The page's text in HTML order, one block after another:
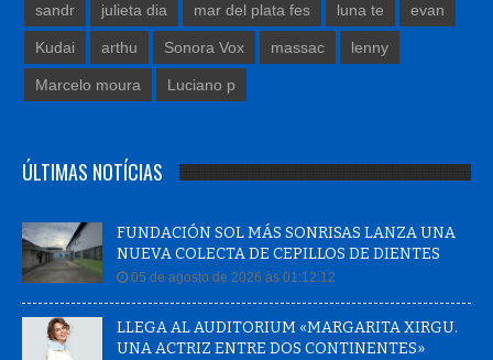
sandr julieta dia mar del plata fes luna te evan
Kudai arthu Sonora Vox massac lenny
Marcelo moura Luciano p
ÚLTIMAS NOTÍCIAS
FUNDACIÓN SOL MÁS SONRISAS LANZA UNA
NUEVA COLECTA DE CEPILLOS DE DIENTES
05 de agosto de 2026 às 01:12:12
LLEGA AL AUDITORIUM «MARGARITA XIRGU.
UNA ACTRIZ ENTRE DOS CONTINENTES»